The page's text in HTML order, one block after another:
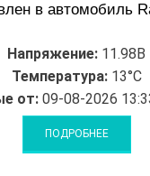
в автомобиль
Напряжение: 11.98В
Температура:13°C
от: 09-08-2026